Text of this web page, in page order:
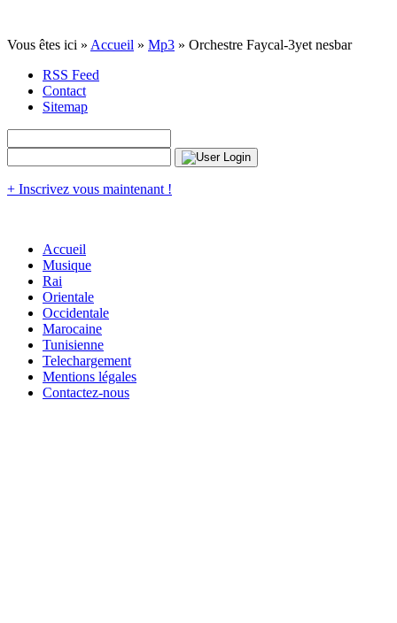
Vous êtes ici » Accueil » Mp3 » Orchestre Faycal-3yet nesbar
RSS Feed
Contact
Sitemap
+ Inscrivez vous maintenant !
Accueil
Musique
Rai
Orientale
Occidentale
Marocaine
Tunisienne
Telechargement
Mentions légales
Contactez-nous